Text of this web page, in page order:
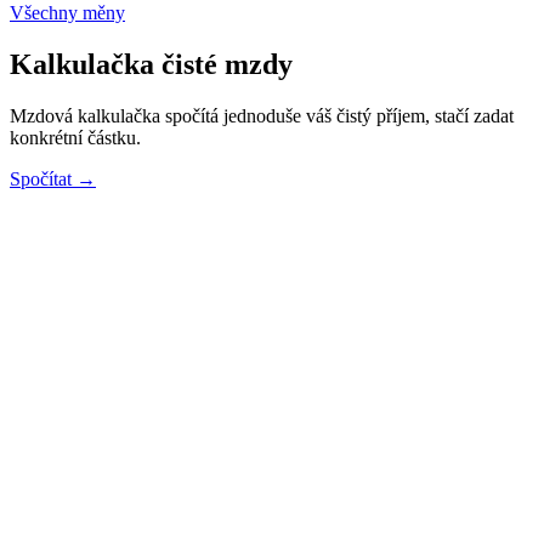
Všechny měny
Kalkulačka čisté mzdy
Mzdová kalkulačka spočítá jednoduše váš čistý příjem, stačí zadat
konkrétní částku.
Spočítat →